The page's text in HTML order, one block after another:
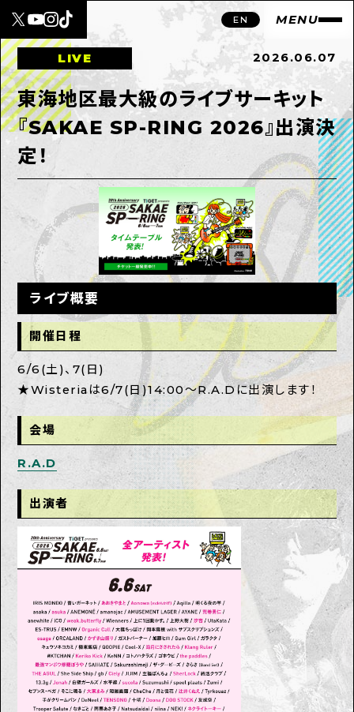
EN MENU
LIVE 2026.06.07
東海地区最大級のライブサーキット
『SAKAE SP-RING 2026』出演決
定！
ライブ概要
開催日程
6/6(土)、7(日)
★Wisteriaは6/7(日)14:00～R.A.Dに出演します！
会場
R.A.D
出演者